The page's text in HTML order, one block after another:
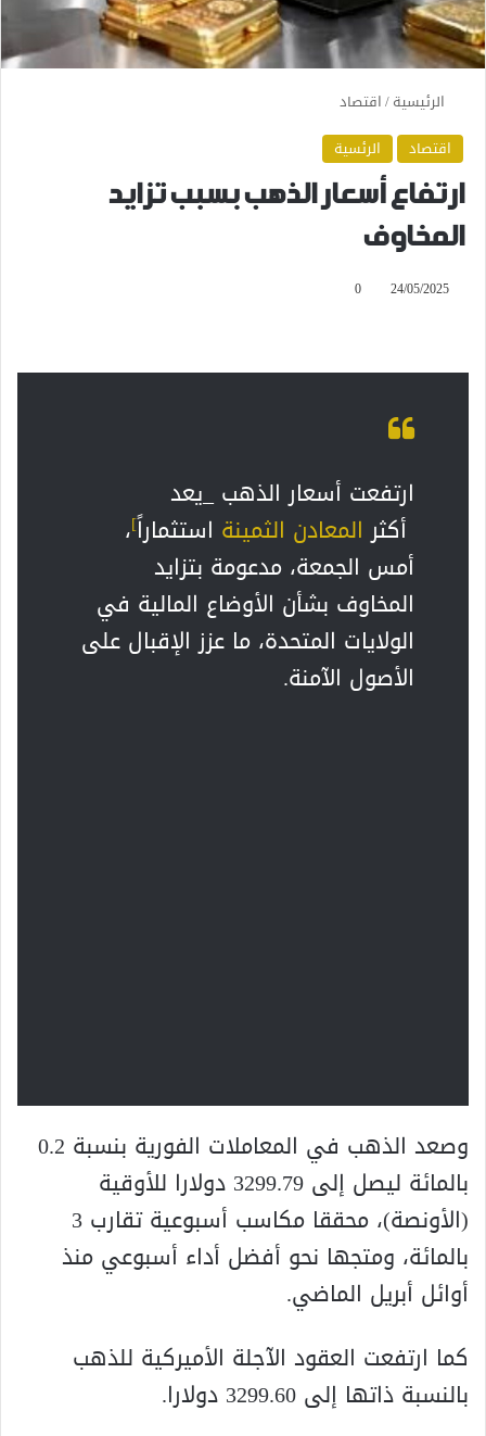
الرئيسية/اقتصاد
اقتصاد
الرئسية
ارتفاع أسعار الذهب بسبب تزايد
المخاوف
24/05/2025
0
ارتفعت أسعار الذهب _يعد
أكثر المعادن الثمينة استثماراً]،
أمس الجمعة، مدعومة بتزايد
المخاوف بشأن الأوضاع المالية في
الولايات المتحدة، ما عزز الإقبال على
الأصول الآمنة.
وصعد الذهب في المعاملات الفورية بنسبة 0.2
بالمائة ليصل إلى 3299.79 دولارا للأوقية
(الأونصة)، محققا مكاسب أسبوعية تقارب 3
بالمائة، ومتجها نحو أفضل أداء أسبوعي منذ
أوائل أبريل الماضي.
كما ارتفعت العقود الآجلة الأميركية للذهب
بالنسبة ذاتها إلى 3299.60 دولارا.